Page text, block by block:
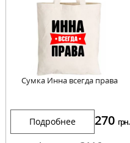
Сумка Инна всегда права
Подробнее 270 грн.